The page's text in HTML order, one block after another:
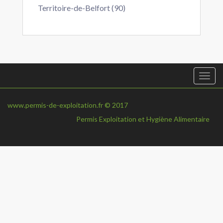
Territoire-de-Belfort (90)
www.permis-de-exploitation.fr © 2017
Permis Exploitation et Hygiène Alimentaire